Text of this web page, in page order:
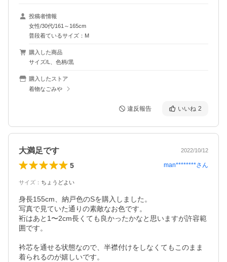
投稿者情報
女性/30代/161～165cm
普段着ているサイズ：M
購入した商品
サイズ/L、色柄/黒
購入したストア
着物なごみや
違反報告 いいね 2
大満足です 2022/10/12
5 man********さん
サイズ ： ちょうどよい
身長155cm、納戸色のSを購入しました。
写真で見ていた通りの素敵なお色です。
裄はあと1〜2cm長くても良かったかなと思いますが許容範
囲です。
衿芯を通せる状態なので、半襟付けをしなくてもこのまま
着られるのが嬉しいです。